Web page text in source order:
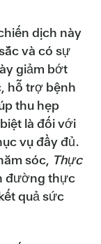
dịch này
và có sự
giảm bớt
hỗ trợ bệnh
thu hẹp
là đối với
vụ đầy đủ.
sóc, Thực
đường thực
quả sức